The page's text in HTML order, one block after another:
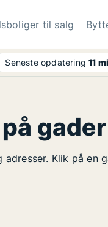
til salg
Seneste opdatering11
Klik på